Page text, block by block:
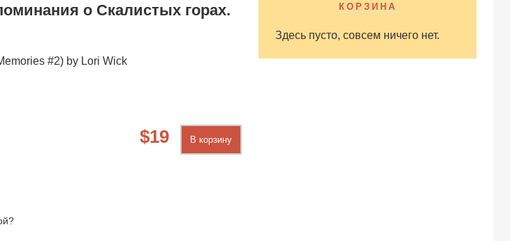
о Скалистых горах.
#2) by Lori Wick
19 В корзину
КОРЗИНА
Здесь пусто, совсем ничего нет.